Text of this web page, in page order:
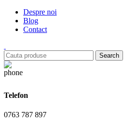
Despre noi
Blog
Contact
Search
Telefon
0763 787 897